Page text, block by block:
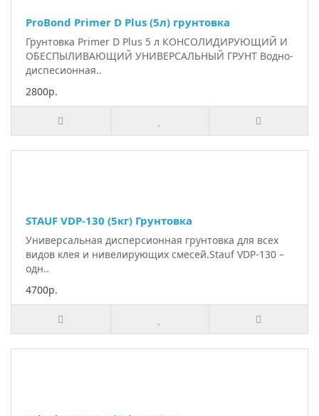
ProBond Primer D Plus (5л) грунтовка
Грунтовка Primer D Plus 5 л КОНСОЛИДИРУЮЩИЙ И
ОБЕСПЫЛИВАЮЩИЙ УНИВЕРСАЛЬНЫЙ ГРУНТ Водно-
диспесионная..
2800р.
STAUF VDP-130 (5кг) Грунтовка
Универсальная дисперсионная грунтовка для всех
видов клея и нивелирующих смесей.Stauf VDP-130 –
одн..
4700р.